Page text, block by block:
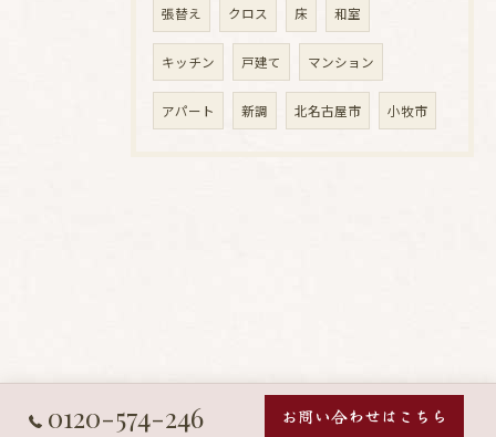
張替え クロス 床 和室
キッチン 戸建て マンション
アパート 新調 北名古屋市 小牧市
0120-574-246 お問い合わせはこちら